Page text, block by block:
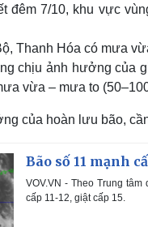
đêm 7/10, khu vực
Thanh Hóa có mưa
chịu ảnh hưởng của
vừa – mưa to
của hoàn lưu bão,
Bão số 11 mạnh
VOV.VN - Theo Trung
cấp 11-12, giật cấp 15.